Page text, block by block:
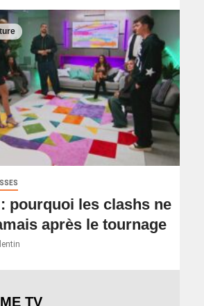
pourquoi les clashs ne
après le tournage
TV